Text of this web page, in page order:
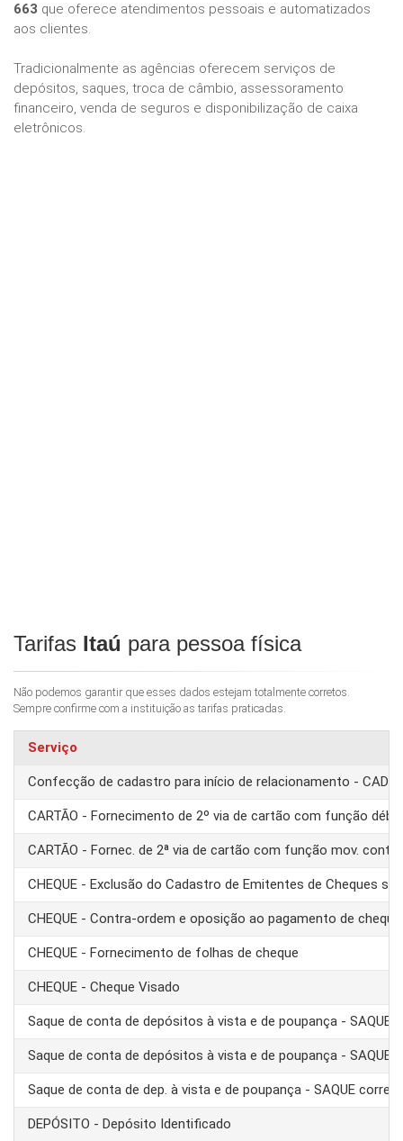
663 que oferece atendimentos pessoais e automatizados
aos clientes.
Tradicionalmente as agências oferecem serviços de
depósitos, saques, troca de câmbio, assessoramento
financeiro, venda de seguros e disponibilização de caixa
eletrônicos.
Tarifas Itaú para pessoa física
Não podemos garantir que esses dados estejam totalmente corretos.
Sempre confirme com a instituição as tarifas praticadas.
Serviço
Confecção de cadastro para início de relacionamento -
CARTÃO - Fornecimento de 2º via de cartão com função
CARTÃO - Fornec. de 2ª via de cartão com função mov. conta
CHEQUE - Exclusão do Cadastro de Emitentes de Cheques
CHEQUE - Contra-ordem e oposição ao pagamento de cheque
CHEQUE - Fornecimento de folhas de cheque
CHEQUE - Cheque Visado
Saque de conta de depósitos à vista e de poupança - SAQUE
Saque de conta de depósitos à vista e de poupança - SAQUE
Saque de conta de dep. à vista e de poupança - SAQUE
DEPÓSITO - Depósito Identificado